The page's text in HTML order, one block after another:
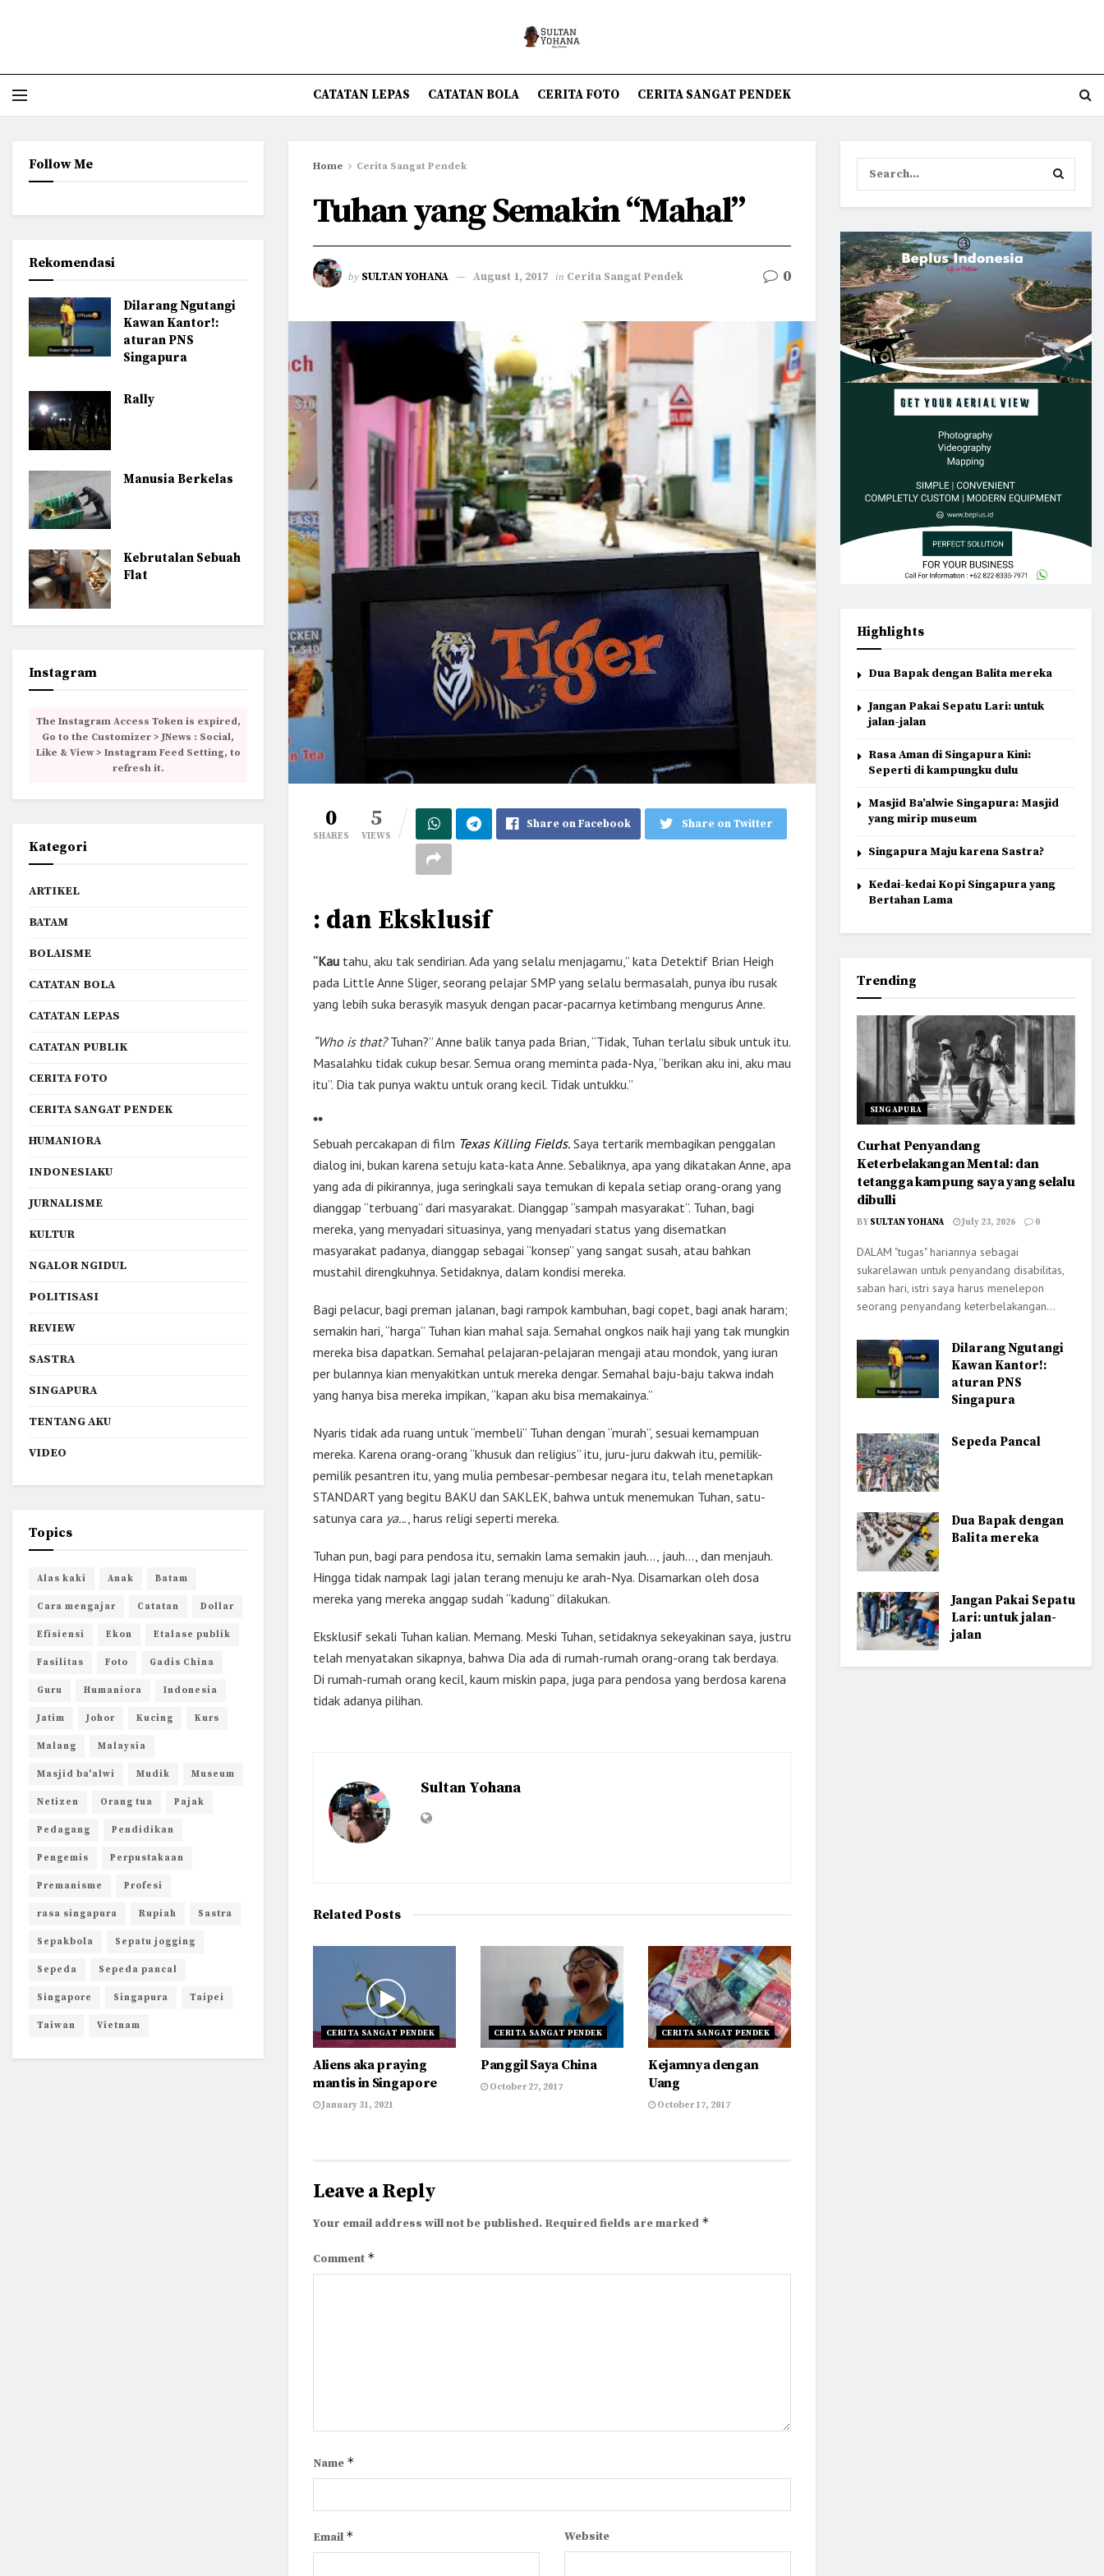
CATATAN LEPAS CATATAN BOLA CERITA FOTO CERITA SANGAT PENDEK
Home Cerita Sangat Pendek
Tuhan yang Semakin “Mahal”
by SULTAN YOHANA August 1, 2017 in Cerita Sangat Pendek 0
0
SHARES
5
VIEWS
Share on Facebook Share on Twitter
: dan Eksklusif
“Kau tahu, aku tak sendirian. Ada yang selalu menjagamu,” kata Detektif Brian Heigh
pada Little Anne Sliger, seorang pelajar SMP yang selalu bermasalah, punya ibu rusak
yang lebih suka berasyik masyuk dengan pacar-pacarnya ketimbang mengurus Anne.
“Who is that?Tuhan?” Anne balik tanya pada Brian, “Tidak, Tuhan terlalu sibuk untuk itu.
Masalahku tidak cukup besar. Semua orang meminta pada-Nya, “berikan aku ini, aku mau
itu”. Dia tak punya waktu untuk orang kecil. Tidak untukku.”
**
Sebuah percakapan di film Texas Killing Fields. Saya tertarik membagikan penggalan
dialog ini, bukan karena setuju kata-kata Anne. Sebaliknya, apa yang dikatakan Anne, apa
yang ada di pikirannya, juga seringkali saya temukan di kepala setiap orang-orang yang
dianggap “terbuang” dari masyarakat. Dianggap “sampah masyarakat”. Tuhan, bagi
mereka, yang menyadari situasinya, yang menyadari status yang disematkan
masyarakat padanya, dianggap sebagai “konsep” yang sangat susah, atau bahkan
mustahil direngkuhnya. Setidaknya, dalam kondisi mereka.
Bagi pelacur, bagi preman jalanan, bagi rampok kambuhan, bagi copet, bagi anak haram;
semakin hari, “harga” Tuhan kian mahal saja. Semahal ongkos naik haji yang tak mungkin
mereka bisa dapatkan. Semahal pelajaran-pelajaran mengaji atau mondok, yang iuran
per bulannya kian menyakitkan untuk mereka dengar. Semahal baju-baju takwa indah
yang hanya bisa mereka impikan, “kapan aku bisa memakainya.”
Nyaris tidak ada ruang untuk “membeli” Tuhan dengan “murah”, sesuai kemampuan
mereka. Karena orang-orang “khusuk dan religius” itu, juru-juru dakwah itu, pemilik-
pemilik pesantren itu, yang mulia pembesar-pembesar negara itu, telah menetapkan
STANDART yang begitu BAKU dan SAKLEK, bahwa untuk menemukan Tuhan, satu-
satunya cara ya..., harus religi seperti mereka.
Tuhan pun, bagi para pendosa itu, semakin lama semakin jauh…, jauh…, dan menjauh.
Hingga tidak nampak lagi jalan terang menuju ke arah-Nya. Disamarkan oleh dosa
mereka yang mereka anggap sudah “kadung” dilakukan.
Eksklusif sekali Tuhan kalian. Memang. Meski Tuhan, setidaknya sekeyakinan saya, justru
telah menyatakan sikapnya, bahwa Dia ada di rumah-rumah orang-orang tak berdaya.
Di rumah-rumah orang kecil, kaum miskin papa, juga para pendosa yang berdosa karena
tidak adanya pilihan.
Sultan Yohana
RelatedPosts
CERITA SANGAT PENDEK
Aliens aka praying
mantis in Singapore
January 31, 2021
CERITA SANGAT PENDEK
Panggil Saya China
October 27, 2017
CERITA SANGAT PENDEK
Kejamnya dengan
Uang
October 17, 2017
Leave a Reply
Your email address will not be published. Required fields are marked *
Comment *
Name *
Email * Website
Follow Me
Rekomendasi
Dilarang Ngutangi
Kawan Kantor!:
aturan PNS
Singapura
Rally
Manusia Berkelas
Kebrutalan Sebuah
Flat
Instagram
The Instagram Access Token is expired,
Go to the Customizer > JNews : Social,
Like & View > Instagram Feed Setting, to
refresh it.
Kategori
ARTIKEL
BATAM
BOLAISME
CATATAN BOLA
CATATAN LEPAS
CATATAN PUBLIK
CERITA FOTO
CERITA SANGAT PENDEK
HUMANIORA
INDONESIAKU
JURNALISME
KULTUR
NGALOR NGIDUL
POLITISASI
REVIEW
SASTRA
SINGAPURA
TENTANG AKU
VIDEO
Topics
Alas kaki Anak Batam
Cara mengajar Catatan Dollar
Efisiensi Ekon Etalase publik
Fasilitas Foto Gadis China
Guru Humaniora Indonesia
Jatim Johor Kucing Kurs
Malang Malaysia
Masjid ba'alwi Mudik Museum
Netizen Orang tua Pajak
Pedagang Pendidikan
Pengemis Perpustakaan
Premanisme Profesi
rasa singapura Rupiah Sastra
Sepakbola Sepatu jogging
Sepeda Sepeda pancal
Singapore Singapura Taipei
Taiwan Vietnam
Highlights
Dua Bapak dengan Balita mereka
Jangan Pakai Sepatu Lari: untuk
jalan-jalan
Rasa Aman di Singapura Kini:
Seperti di kampungku dulu
Masjid Ba’alwie Singapura: Masjid
yang mirip museum
Singapura Maju karena Sastra?
Kedai-kedai Kopi Singapura yang
Bertahan Lama
Trending
SINGAPURA
Curhat Penyandang
Keterbelakangan Mental: dan
tetangga kampung saya yang selalu
dibulli
BY SULTAN YOHANA July 23, 2026 0
DALAM "tugas" hariannya sebagai
sukarelawan untuk penyandang disabilitas,
saban hari, istri saya harus menelepon
seorang penyandang keterbelakangan...
Dilarang Ngutangi
Kawan Kantor!:
aturan PNS
Singapura
Sepeda Pancal
Dua Bapak dengan
Balita mereka
Jangan Pakai Sepatu
Lari: untuk jalan-
jalan